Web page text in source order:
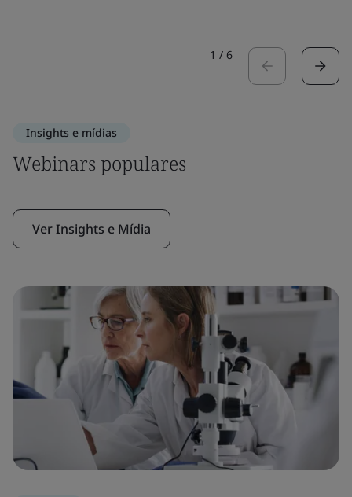
1 / 6
Insights e mídias
Webinars populares
Ver Insights e Mídia